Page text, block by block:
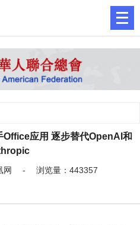
应用 逐步替代OpenAI和
网 - 浏览量：443357